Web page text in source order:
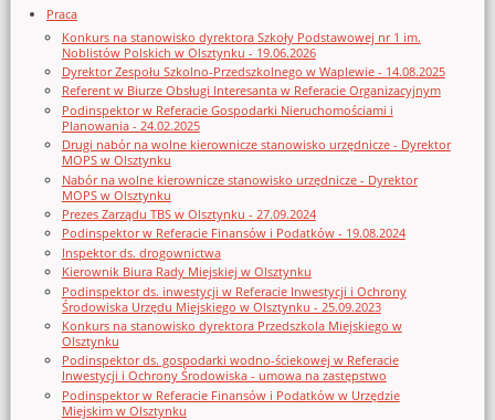
Praca
Konkurs na stanowisko dyrektora Szkoły Podstawowej nr 1 im.
Noblistów Polskich w Olsztynku - 19.06.2026
Dyrektor Zespołu Szkolno-Przedszkolnego w Waplewie - 14.08.2025
Referent w Biurze Obsługi Interesanta w Referacie Organizacyjnym
Podinspektor w Referacie Gospodarki Nieruchomościami i
Planowania - 24.02.2025
Drugi nabór na wolne kierownicze stanowisko urzędnicze - Dyrektor
MOPS w Olsztynku
Nabór na wolne kierownicze stanowisko urzędnicze - Dyrektor
MOPS w Olsztynku
Prezes Zarządu TBS w Olsztynku - 27.09.2024
Podinspektor w Referacie Finansów i Podatków - 19.08.2024
Inspektor ds. drogownictwa
Kierownik Biura Rady Miejskiej w Olsztynku
Podinspektor ds. inwestycji w Referacie Inwestycji i Ochrony
Środowiska Urzędu Miejskiego w Olsztynku - 25.09.2023
Konkurs na stanowisko dyrektora Przedszkola Miejskiego w
Olsztynku
Podinspektor ds. gospodarki wodno-ściekowej w Referacie
Inwestycji i Ochrony Środowiska - umowa na zastępstwo
Podinspektor w Referacie Finansów i Podatków w Urzędzie
Miejskim w Olsztynku